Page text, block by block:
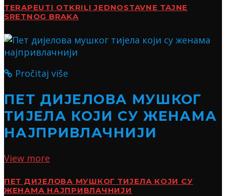
TERAPEUTI OTKRILI JEDNOSTAVNE TAJNE
SRETNOG BRAKA
Pročitaj više
ПЕТ ДИЈЕЛОВА МУШКОГ
ТИЈЕЛА КОЈИ СУ ЖЕНАМА
НАЈПРИВЛАЧНИЈИ
View more
ПЕТ ДИЈЕЛОВА МУШКОГ ТИЈЕЛА КОЈИ СУ
ЖЕНАМА НАЈПРИВЛАЧНИЈИ